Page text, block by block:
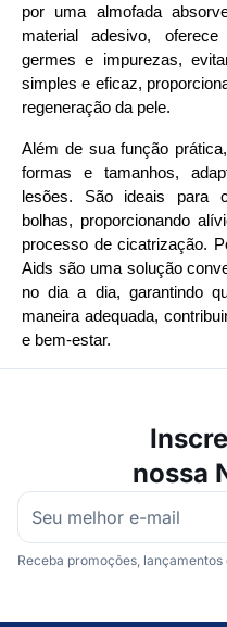
por uma almofada
material adesivo,
germes e impurezas,
simples e eficaz,
regeneração da pele.
Além de sua função
formas e tamanhos,
lesões. São ideais para
bolhas, proporcionando
processo de cicatrização.
Aids são uma solução
no dia a dia, garantindo
maneira adequada,
e bem-estar.
nossa
Receba promoções,